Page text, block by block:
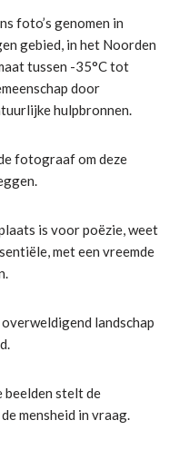
foto’s genomen in
gebied, in het Noorden
tussen -35°C tot
door
hulpbronnen.
fotograaf om deze
is voor poëzie, weet
met een vreemde
landschap
beelden stelt de
mensheid in vraag.